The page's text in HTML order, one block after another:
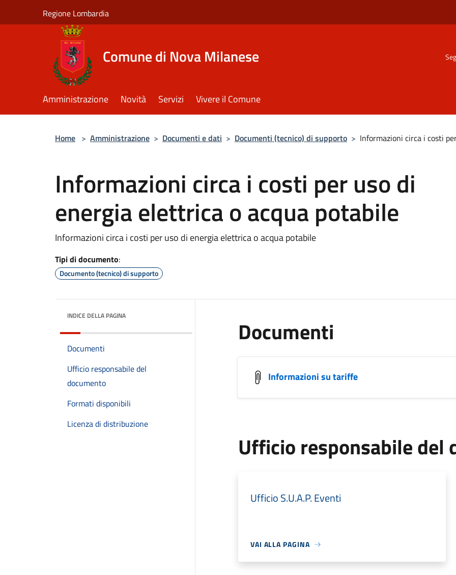
Regione Lombardia
Comune di Nova Milanese
Amministrazione Novità Servizi Vivere il Comune
Home > Amministrazione > Documenti e dati > Documenti (tecnico) di supporto > Informazioni circa i costi
Informazioni circa i costi per uso di
energia elettrica o acqua potabile
Informazioni circa i costi per uso di energia elettrica o acqua potabile
Tipi di documento:
Documento (tecnico) di supporto
INDICE DELLA PAGINA
Documenti
Ufficio responsabile del
documento
Formati disponibili
Licenza di distribuzione
Documenti
Informazioni su tariffe
Ufficio responsabile del
Ufficio S.U.A.P. Eventi
VAI ALLA PAGINA